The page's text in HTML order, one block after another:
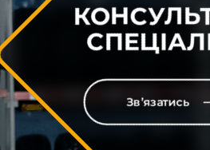
Зв’язатись